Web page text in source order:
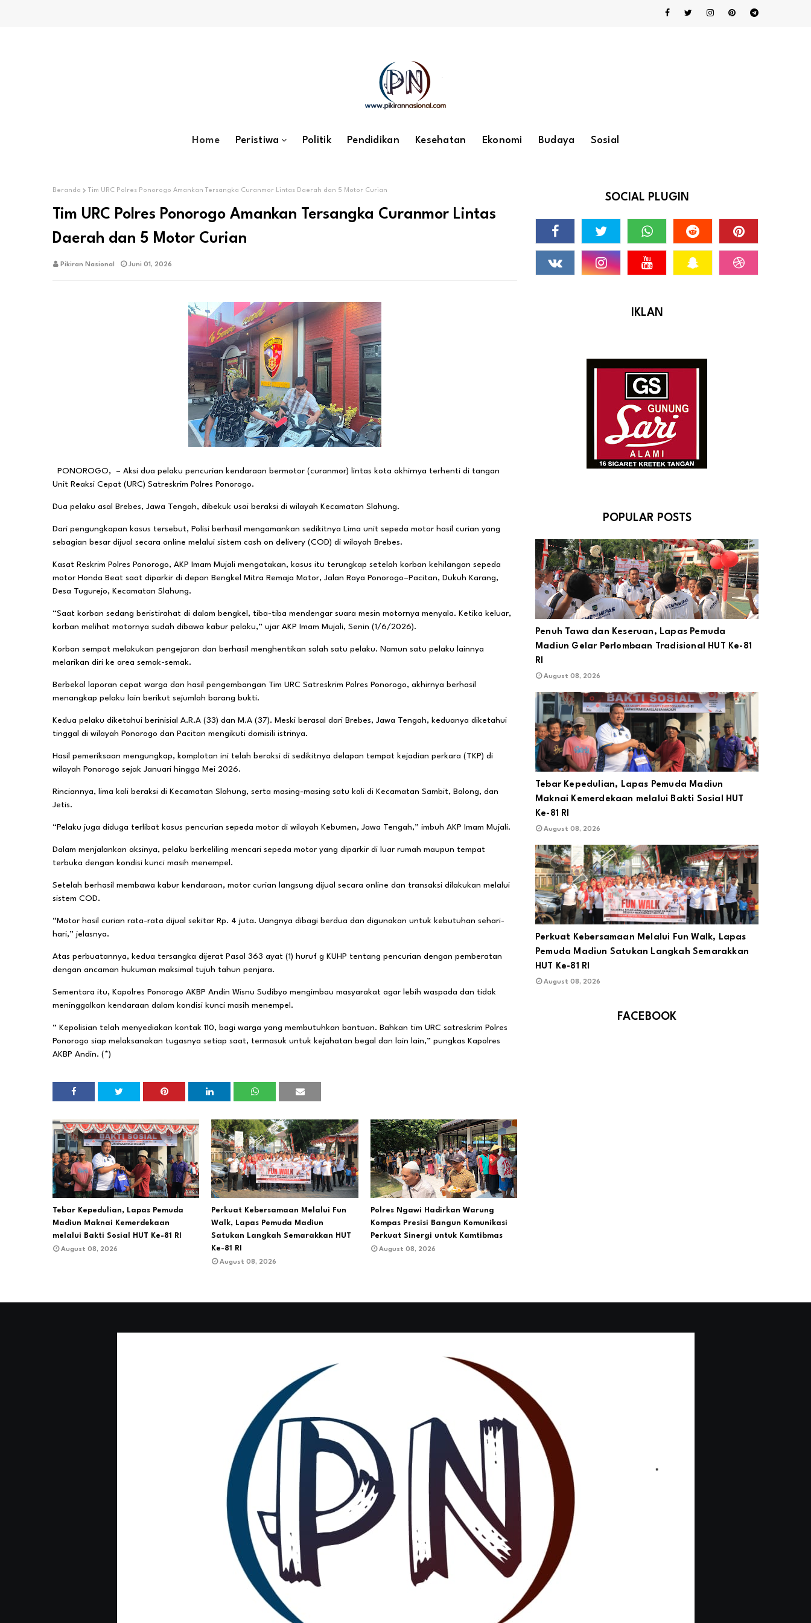
Home Peristiwa Politik Pendidikan Kesehatan Ekonomi Budaya Sosial
Beranda Tim URC Polres Ponorogo Amankan Tersangka Curanmor Lintas Daerah dan 5 Motor Curian
Tim URC Polres Ponorogo Amankan Tersangka Curanmor Lintas
Daerah dan 5 Motor Curian
Pikiran Nasional Juni 01, 2026
PONOROGO, – Aksi dua pelaku pencurian kendaraan bermotor (curanmor) lintas kota akhirnya terhenti di tangan
Unit Reaksi Cepat (URC) Satreskrim Polres Ponorogo.
Dua pelaku asal Brebes, Jawa Tengah, dibekuk usai beraksi di wilayah Kecamatan Slahung.
Dari pengungkapan kasus tersebut, Polisi berhasil mengamankan sedikitnya Lima unit sepeda motor hasil curian yang
sebagian besar dijual secara online melalui sistem cash on delivery (COD) di wilayah Brebes.
Kasat Reskrim Polres Ponorogo, AKP Imam Mujali mengatakan, kasus itu terungkap setelah korban kehilangan sepeda
motor Honda Beat saat diparkir di depan Bengkel Mitra Remaja Motor, Jalan Raya Ponorogo–Pacitan, Dukuh Karang,
Desa Tugurejo, Kecamatan Slahung.
“Saat korban sedang beristirahat di dalam bengkel, tiba-tiba mendengar suara mesin motornya menyala. Ketika keluar,
korban melihat motornya sudah dibawa kabur pelaku,” ujar AKP Imam Mujali, Senin (1/6/2026).
Korban sempat melakukan pengejaran dan berhasil menghentikan salah satu pelaku. Namun satu pelaku lainnya
melarikan diri ke area semak-semak.
Berbekal laporan cepat warga dan hasil pengembangan Tim URC Satreskrim Polres Ponorogo, akhirnya berhasil
menangkap pelaku lain berikut sejumlah barang bukti.
Kedua pelaku diketahui berinisial A.R.A (33) dan M.A (37). Meski berasal dari Brebes, Jawa Tengah, keduanya diketahui
tinggal di wilayah Ponorogo dan Pacitan mengikuti domisili istrinya.
Hasil pemeriksaan mengungkap, komplotan ini telah beraksi di sedikitnya delapan tempat kejadian perkara (TKP) di
wilayah Ponorogo sejak Januari hingga Mei 2026.
Rinciannya, lima kali beraksi di Kecamatan Slahung, serta masing-masing satu kali di Kecamatan Sambit, Balong, dan
Jetis.
“Pelaku juga diduga terlibat kasus pencurian sepeda motor di wilayah Kebumen, Jawa Tengah,” imbuh AKP Imam Mujali.
Dalam menjalankan aksinya, pelaku berkeliling mencari sepeda motor yang diparkir di luar rumah maupun tempat
terbuka dengan kondisi kunci masih menempel.
Setelah berhasil membawa kabur kendaraan, motor curian langsung dijual secara online dan transaksi dilakukan melalui
sistem COD.
“Motor hasil curian rata-rata dijual sekitar Rp. 4 juta. Uangnya dibagi berdua dan digunakan untuk kebutuhan sehari-
hari,” jelasnya.
Atas perbuatannya, kedua tersangka dijerat Pasal 363 ayat (1) huruf g KUHP tentang pencurian dengan pemberatan
dengan ancaman hukuman maksimal tujuh tahun penjara.
Sementara itu, Kapolres Ponorogo AKBP Andin Wisnu Sudibyo mengimbau masyarakat agar lebih waspada dan tidak
meninggalkan kendaraan dalam kondisi kunci masih menempel.
“ Kepolisian telah menyediakan kontak 110, bagi warga yang membutuhkan bantuan. Bahkan tim URC satreskrim Polres
Ponorogo siap melaksanakan tugasnya setiap saat, termasuk untuk kejahatan begal dan lain lain,” pungkas Kapolres
AKBP Andin. (*)
Tebar Kepedulian, Lapas Pemuda
Madiun Maknai Kemerdekaan
melalui Bakti Sosial HUT Ke-81 RI
August 08, 2026
Perkuat Kebersamaan Melalui Fun
Walk, Lapas Pemuda Madiun
Satukan Langkah Semarakkan HUT
Ke-81 RI
August 08, 2026
Polres Ngawi Hadirkan Warung
Kompas Presisi Bangun Komunikasi
Perkuat Sinergi untuk Kamtibmas
August 08, 2026
SOCIAL PLUGIN
IKLAN
POPULAR POSTS
Penuh Tawa dan Keseruan, Lapas Pemuda
Madiun Gelar Perlombaan Tradisional HUT Ke-81
RI
August 08, 2026
Tebar Kepedulian, Lapas Pemuda Madiun
Maknai Kemerdekaan melalui Bakti Sosial HUT
Ke-81 RI
August 08, 2026
Perkuat Kebersamaan Melalui Fun Walk, Lapas
Pemuda Madiun Satukan Langkah Semarakkan
HUT Ke-81 RI
August 08, 2026
FACEBOOK